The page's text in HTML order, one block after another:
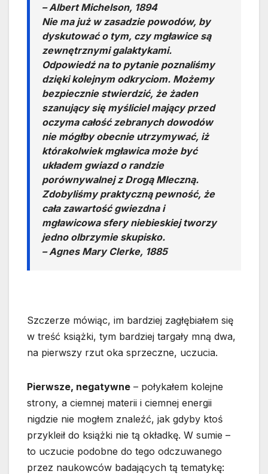
– Albert Michelson, 1894
Nie ma już w zasadzie powodów, by
dyskutować o tym, czy mgławice są
zewnętrznymi galaktykami.
Odpowiedź na to pytanie poznaliśmy
dzięki kolejnym odkryciom. Możemy
bezpiecznie stwierdzić, że żaden
szanujący się myśliciel mający przed
oczyma całość zebranych dowodów
nie mógłby obecnie utrzymywać, iż
którakolwiek mgławica może być
układem gwiazd o randzie
porównywalnej z Drogą Mleczną.
Zdobyliśmy praktyczną pewność, że
cała zawartość gwiezdna i
mgławicowa sfery niebieskiej tworzy
jedno olbrzymie skupisko.
– Agnes Mary Clerke, 1885
Szczerze mówiąc, im bardziej zagłębiałem się
w treść książki, tym bardziej targały mną dwa,
na pierwszy rzut oka sprzeczne, uczucia.
Pierwsze, negatywne – połykałem kolejne
strony, a ciemnej materii i ciemnej energii
nigdzie nie mogłem znaleźć, jak gdyby ktoś
przykleił do książki nie tą okładkę. W sumie –
to uczucie podobne do tego odczuwanego
przez naukowców badających tą tematykę: